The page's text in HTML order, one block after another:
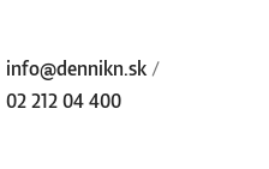
info@dennikn.sk /
02 212 04 400